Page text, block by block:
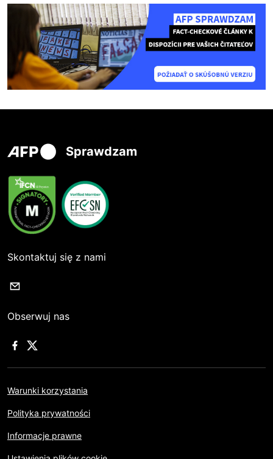
Sprawdzam
Skontaktuj się z nami
Obserwuj nas
Warunki korzystania
Polityka prywatności
Informacje prawne